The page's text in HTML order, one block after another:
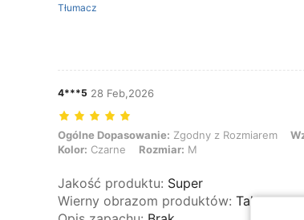
Tłumacz
4***5 28 Feb,2026
Ogólne Dopasowanie: Zgodny z Rozmiarem, Wzrost:
Ogólne Dopasowanie: Zgodny z Rozmiarem
Kolor: Czarne Rozmiar: M
Jakość produktu: Super
Wierny obrazom produktów: Tak